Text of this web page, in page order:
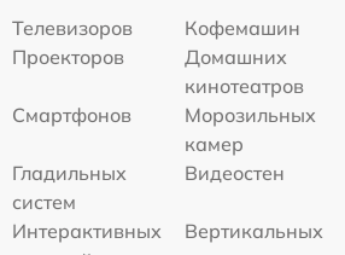
Телевизоров
Кофемашин
Проекторов
Домашних
кинотеатров
Смартфонов
Морозильных
камер
Гладильных
систем
Видеостен
Интерактивных
Вертикальных